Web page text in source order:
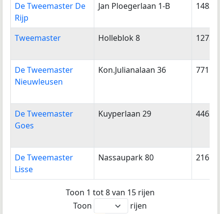
De Tweemaster De
Rijp
Jan Ploegerlaan 1-B
Tweemaster Holleblok 8
De Tweemaster
Nieuwleusen
Kon.Julianalaan 36
De Tweemaster
Goes
Kuyperlaan 29
De Tweemaster
Lisse
Nassaupark 80
Toon 1 tot 8 van 15 rijen
Toon
rijen